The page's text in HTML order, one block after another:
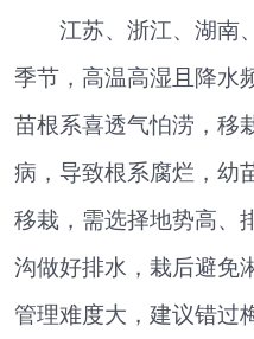
江苏、浙江、湖南
季节，高温高湿且降水
苗根系喜透气怕涝，移
病，导致根系腐烂，幼
移栽，需选择地势高、
沟做好排水，栽后避免
管理难度大，建议错过